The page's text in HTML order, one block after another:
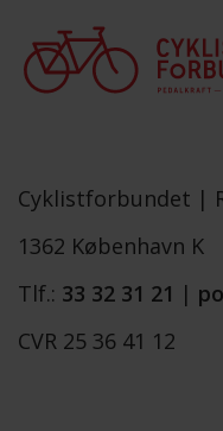
Cyklistforbundet |
1362 København K
Tlf.: 33 32 31 21 |
CVR 25 36 41 12